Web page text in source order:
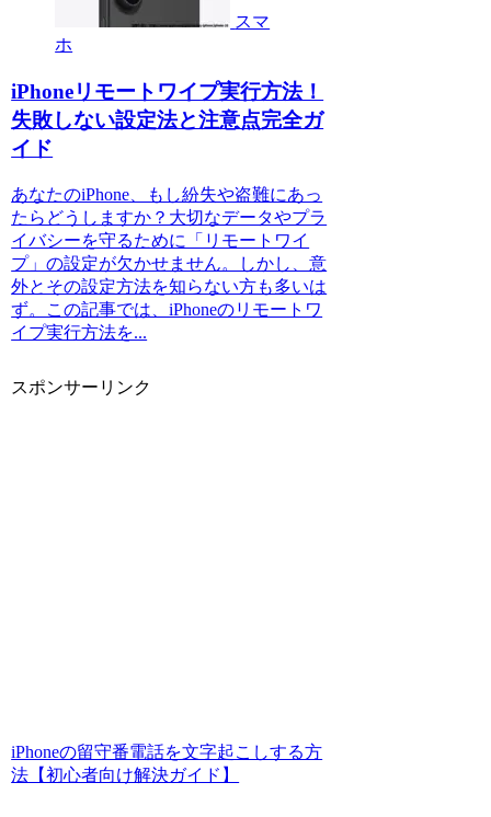
スマ
ホ
iPhoneリモートワイプ実行方法！
失敗しない設定法と注意点完全ガ
イド
あなたのiPhone、もし紛失や盗難にあっ
たらどうしますか？大切なデータやプラ
イバシーを守るために「リモートワイ
プ」の設定が欠かせません。しかし、意
外とその設定方法を知らない方も多いは
ず。この記事では、iPhoneのリモートワ
イプ実行方法を...
スポンサーリンク
iPhoneの留守番電話を文字起こしする方
法【初心者向け解決ガイド】